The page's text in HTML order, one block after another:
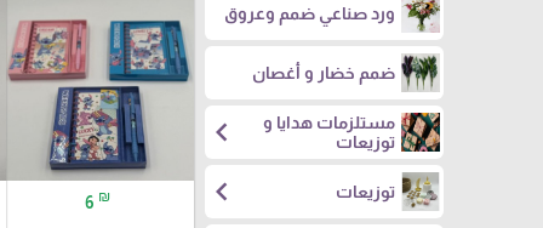
ورد صناعي ضمم وعروق
ضمم خضار و أغصان
مستلزمات هدايا و
توزيعات
chevron_left
توزيعات chevron_left
6 ₪